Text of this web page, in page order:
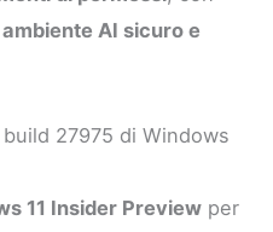
ambiente AI sicuro e
27975 di Windows
11 Insider Preview per